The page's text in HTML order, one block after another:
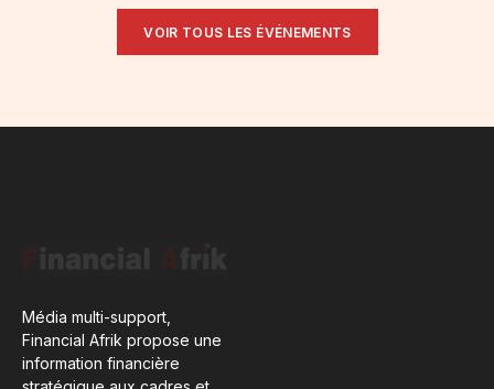
VOIR TOUS LES ÉVÉNEMENTS
Média multi-support,
Financial Afrik propose une
information financière